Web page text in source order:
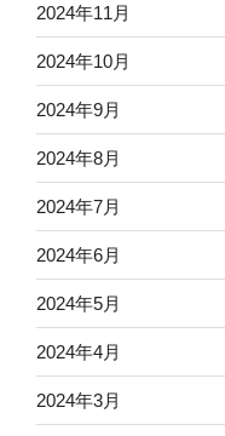
2024年11月
2024年10月
2024年9月
2024年8月
2024年7月
2024年6月
2024年5月
2024年4月
2024年3月